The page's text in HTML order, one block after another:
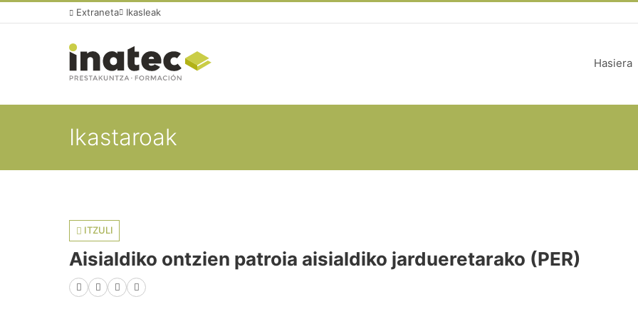
Extraneta Ikasleak
Hasiera
Ikastaroak
ITZULI
Aisialdiko ontzien patroia aisialdiko jardueretarako (PER)